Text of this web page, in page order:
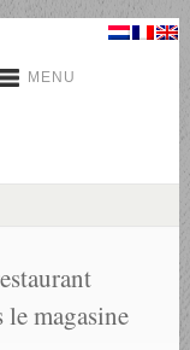
MENU
magasine